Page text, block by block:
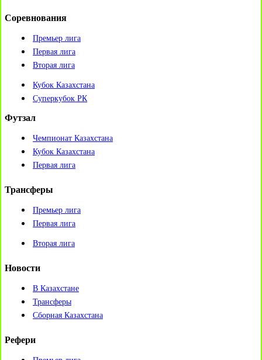
Соревнования
Премьер лига
Первая лига
Вторая лига
Кубок Казахстана
Суперкубок РК
Футзал
Чемпионат Казахстана
Кубок Казахстана
Первая лига
Трансферы
Премьер лига
Первая лига
Вторая лига
Новости
В Казахстане
Трансферы
Сборная Казахстана
Рефери